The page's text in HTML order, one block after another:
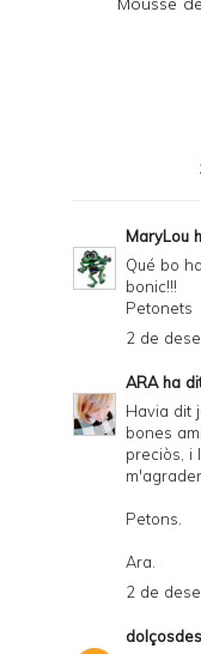
MaryLou
Qué bo
bonic!!!
Petonets
2 de
ARAha
Havia dit
bones
preciòs, i
Petons.
Ara.
2 de